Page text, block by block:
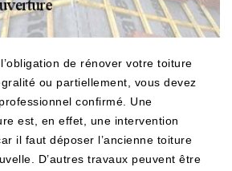
de rénover votre toiture
ou partiellement, vous devez
confirmé. Une
est, en effet, une intervention
il faut déposer l’ancienne toiture
D’autres travaux peuvent être